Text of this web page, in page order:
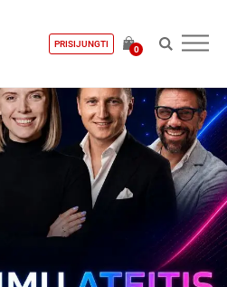
PRISIJUNGTI
0